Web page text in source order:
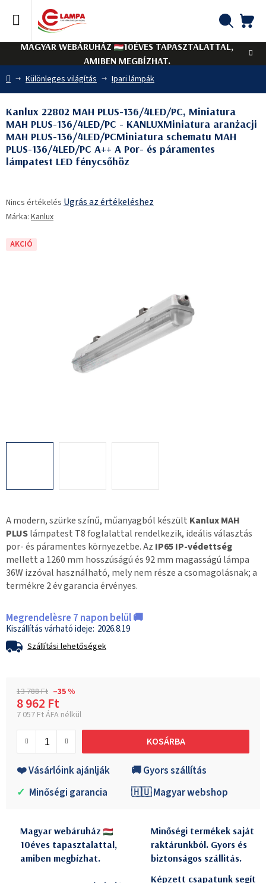
tartalomhoz
MAGYAR WEBÁRUHÁZ
10ÉVES TAPASZTALATTAL,
AMIBEN MEGBÍZHAT.
Kezdőlap
Különleges világítás Ipari lámpák
A modern, szürke színű, műanyagból készült Kanlux MAH
PLUSlámpatest T8 foglalattal rendelkezik, ideális választás
por- és páramentes környezetbe. Az IP65 IP-védettség
mellett a 1260 mm hosszúságú és 92 mm magasságú lámpa
36W izzóval használható, mely nem része a csomagolásnak; a
termékre 2 év garancia érvényes.
Megrendelèsre 7 napon belül 🚚
2026.8.19
Szállítási lehetőségek
13 788 Ft –35 %
8 962 Ft
7 057 Ft ÁFA nélkül
KOSÁRBA
❤️ Vásárlóink ajánlják
🚚 Gyors szállítás
✓ Minőségi garancia 🇭🇺 Magyar webshop
Kanlux 22802 MAH PLUS-136/4LED/PC, Miniatura
MAH PLUS-136/4LED/PC - KANLUXMiniatura aranżacji
MAH PLUS-136/4LED/PCMiniatura schematu MAH
PLUS-136/4LED/PC A++ A Por- és páramentes
lámpatest LED fénycsőhöz
termék
átlagos
5-
Nincs értékelés Ugrás az értékeléshez
Márka: Kanlux
AKCIÓ
Magyar webáruház
10éves tapasztalattal,
amiben megbízhat.
Minőségi termékek saját
raktárunkból. Gyors és
biztonságos szállitás.
Képzett csapatunk segít